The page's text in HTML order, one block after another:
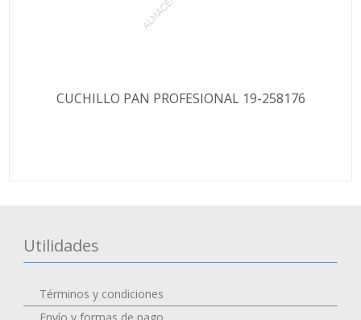
CUCHILLO PAN PROFESIONAL 19-258176
Utilidades
Términos y condiciones